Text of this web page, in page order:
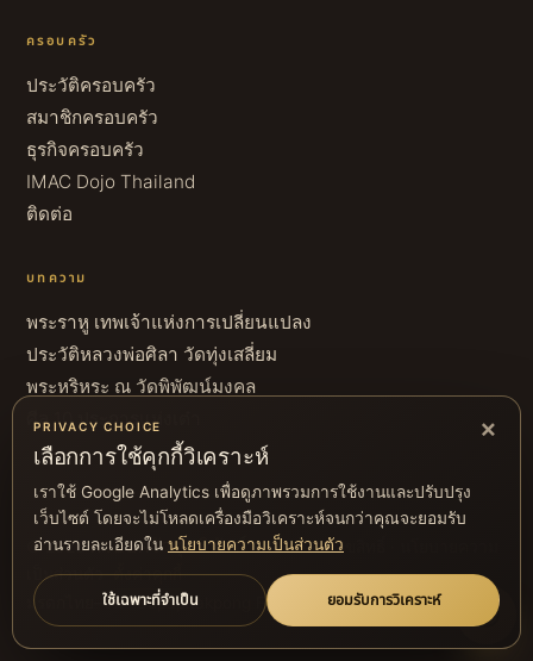
ครอบครัว
ประวัติครอบครัว
สมาชิกครอบครัว
ธุรกิจครอบครัว
IMAC Dojo Thailand
ติดต่อ
บทความ
พระราหู เทพเจ้าแห่งการเปลี่ยนแปลง
ประวัติหลวงพ่อศิลา วัดทุ่งเสลี่ยม
พระหริหระ ณ วัดพิพัฒน์มงคล
ศีล 10 ประการแห่งเต๋า
© 2026ครอบครัวศุภพิทักษ์พงษ์· สงวนลิขสิทธิ์ ·
เป็นส่วนตัว ตั้งค่าคุกกี้
มรดกไทย–จีน · Supapitakpong Family Heritage
×
PRIVACY CHOICE
เลือกการใช้คุกกี้วิเคราะห์
เราใช้ Google Analytics เพื่อดูภาพรวมการใช้งานและปรับปรุง
เว็บไซต์ โดยจะไม่โหลดเครื่องมือวิเคราะห์จนกว่าคุณจะยอมรับ
อ่านรายละเอียดใน นโยบายความเป็นส่วนตัว
ใช้เฉพาะที่จำเป็น ยอมรับการวิเคราะห์